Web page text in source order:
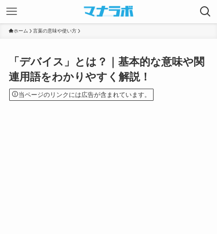
ホーム 言葉の意味や使い方
「デバイス」とは？｜基本的な意味や関
連用語をわかりやすく解説！
当ページのリンクには広告が含まれています。